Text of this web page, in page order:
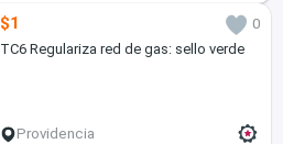
$1
0
TC6 Regulariza red de gas: sello verde
Providencia